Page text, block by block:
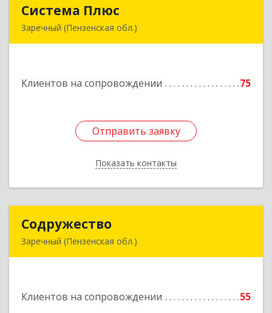
Система Плюс
Заречный (Пензенская обл.)
Клиентов на сопровождении 75
Отправить заявку
Показать контакты
Подробнее
Отправить заявку
Назад
Содружество
Заречный (Пензенская обл.)
Клиентов на сопровождении 55
Подробнее